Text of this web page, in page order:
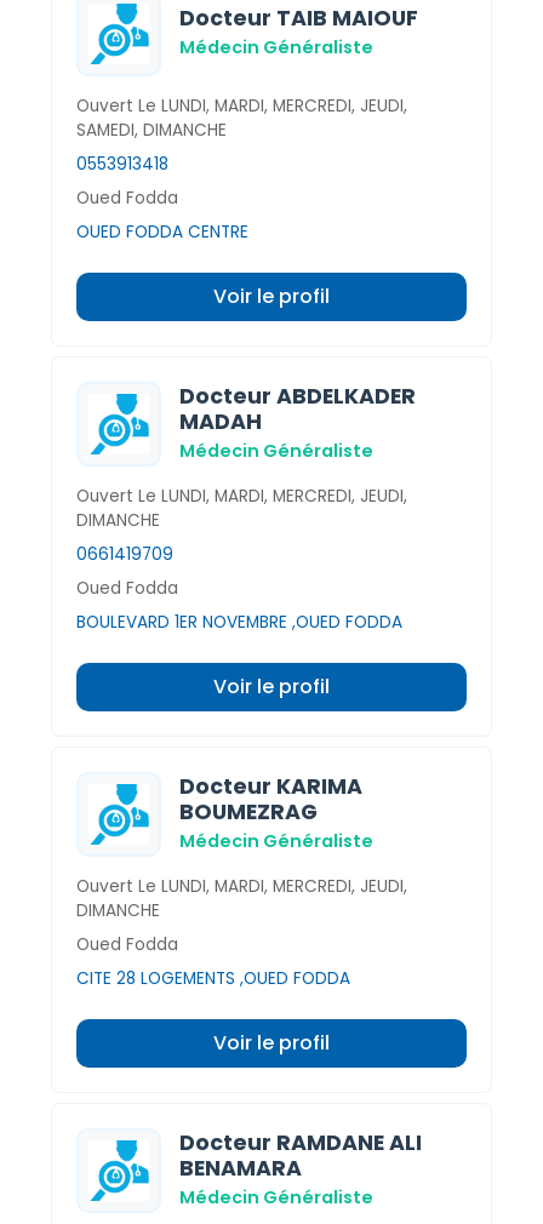
Docteur TAIB MAIOUF
Médecin Généraliste
Ouvert Le LUNDI, MARDI, MERCREDI, JEUDI,
SAMEDI, DIMANCHE
0553913418
Oued Fodda
OUED FODDA CENTRE
Voir le profil
Docteur ABDELKADER
MADAH
Médecin Généraliste
Ouvert Le LUNDI, MARDI, MERCREDI, JEUDI,
DIMANCHE
0661419709
Oued Fodda
BOULEVARD 1ER NOVEMBRE ,OUED FODDA
Voir le profil
Docteur KARIMA
BOUMEZRAG
Médecin Généraliste
Ouvert Le LUNDI, MARDI, MERCREDI, JEUDI,
DIMANCHE
Oued Fodda
CITE 28 LOGEMENTS ,OUED FODDA
Voir le profil
Docteur RAMDANE ALI
BENAMARA
Médecin Généraliste